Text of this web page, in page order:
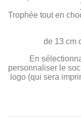
Trophée tout en
de 13 cm
En
personnaliser le
logo (qui sera